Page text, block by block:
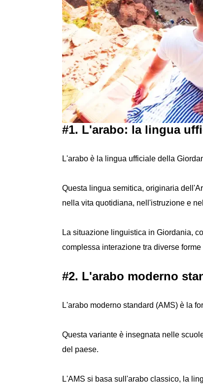
#1. L'arabo: la lingua
L'arabo è la lingua ufficiale della
Questa lingua semitica, originaria
nella vita quotidiana, nell'istruzione e
La situazione linguistica in Giordania,
complessa interazione tra diverse forme
#2. L'arabo moderno
L'arabo moderno standard (AMS) è la
Questa variante è insegnata nelle
del paese.
L'AMS si basa sull'arabo classico, la